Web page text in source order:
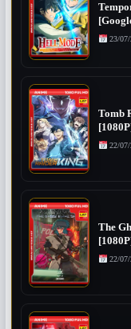
23/
Tomb
22/
The
22/